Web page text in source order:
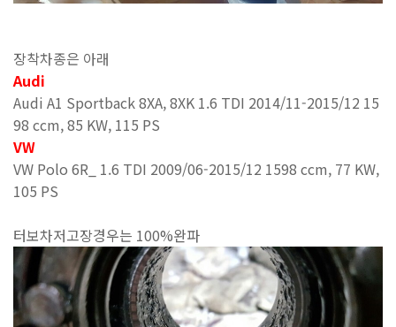
장착차종은 아래
Audi
Audi A1 Sportback 8XA, 8XK 1.6 TDI 2014/11-2015/12 15
98 ccm, 85 KW, 115 PS
VW
VW Polo 6R_ 1.6 TDI 2009/06-2015/12 1598 ccm, 77 KW,
105 PS
터보차저고장경우는 100%완파